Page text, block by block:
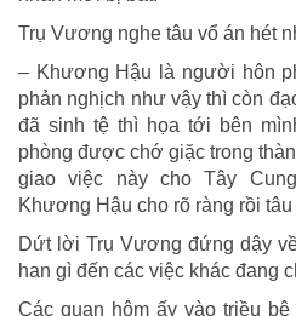
Trụ Vương nghe tâu vổ án hét
– Khương Hậu là người hôn
phản nghịch như vậy thì còn
đã sinh tệ thì họa tới bên
phòng được chớ giặc trong
giao việc này cho Tây
Khương Hậu cho rõ ràng rồi
Dứt lời Trụ Vương đứng dậy
han gì đến các việc khác đang
Các quan hôm ấy vào triều